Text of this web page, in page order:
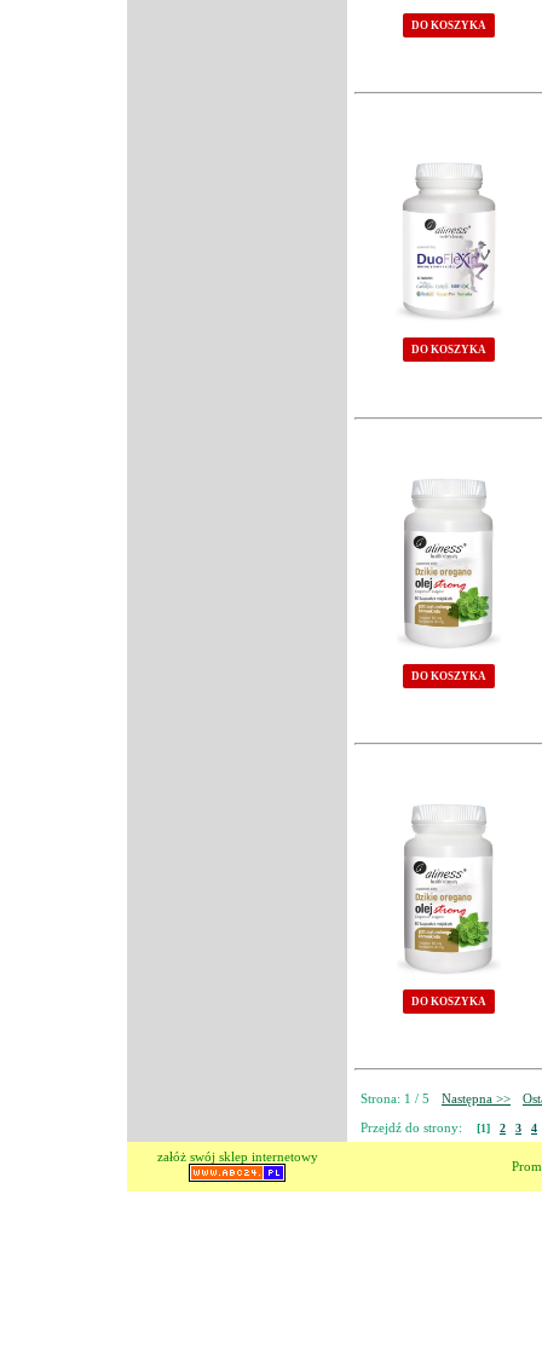
DO KOSZYKA
DO KOSZYKA
DO KOSZYKA
DO KOSZYKA
Strona: 1 / 5 Następna >>
Przejdź do strony:
[1] 2 3 4
załóż swój sklep internetowy